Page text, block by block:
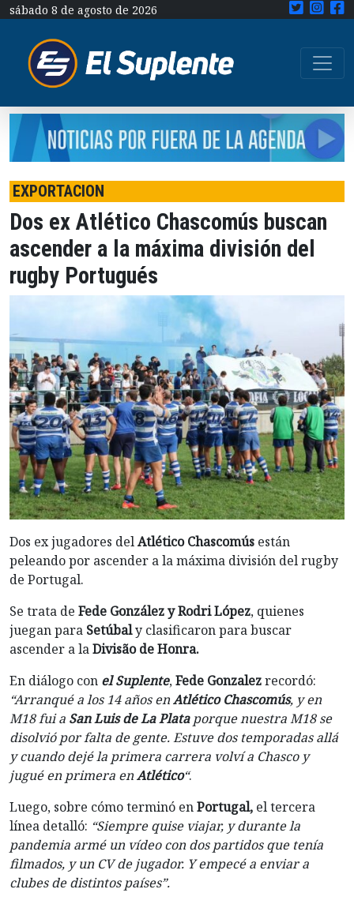
sábado 8 de agosto de 2026
EXPORTACION
Dos ex Atlético Chascomús buscan
ascender a la máxima división del
rugby Portugués
Dos ex jugadores delAtlético Chascomús están
peleando por ascender a la máxima división del rugby
de Portugal.
Se trata de Fede González y Rodri López, quienes
juegan para Setúbaly clasificaron para buscar
ascender a laDivisão de Honra.
En diálogo con el Suplente,Fede Gonzalezrecordó:
“Arranqué a los 14 años enAtlético Chascomús, y en
M18 fui a San Luis de La Plataporque nuestra M18 se
disolvió por falta de gente. Estuve dos temporadas allá
y cuando dejé la primera carrera volví a Chasco y
jugué en primera enAtlético“.
Luego, sobre cómo terminó enPortugal, el tercera
línea detalló: “Siempre quise viajar, y durante la
pandemia armé un vídeo con dos partidos que tenía
filmados, y un CV de jugador. Y empecé a enviar a
clubes de distintos países”.